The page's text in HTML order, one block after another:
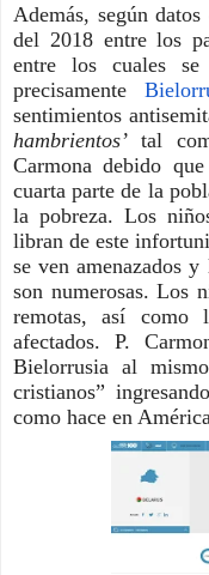
Además, según datos
del 2018 entre los
entre los cuales se
precisamente
sentimientos
hambrientos’ tal
Carmona debido
cuarta parte de la
la pobreza. Los
libran de este
se ven amenazados
son numerosas. Los
remotas, así como
afectados. P.
Bielorrusia al
cristianos”
como hace en